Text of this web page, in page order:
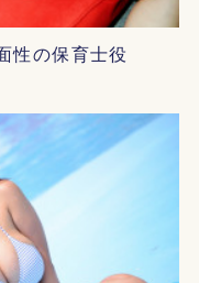
性の保育士役